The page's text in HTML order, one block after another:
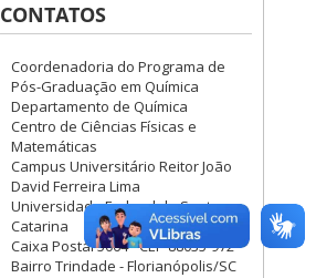
CONTATOS
Coordenadoria do Programa de
Pós-Graduação em Química
Departamento de Química
Centro de Ciências Físicas e
Matemáticas
Campus Universitário Reitor João
David Ferreira Lima
Universidade Federal de Santa
Catarina
Caixa Postal 5064 - CEP 88035-972
Bairro Trindade - Florianópolis/SC